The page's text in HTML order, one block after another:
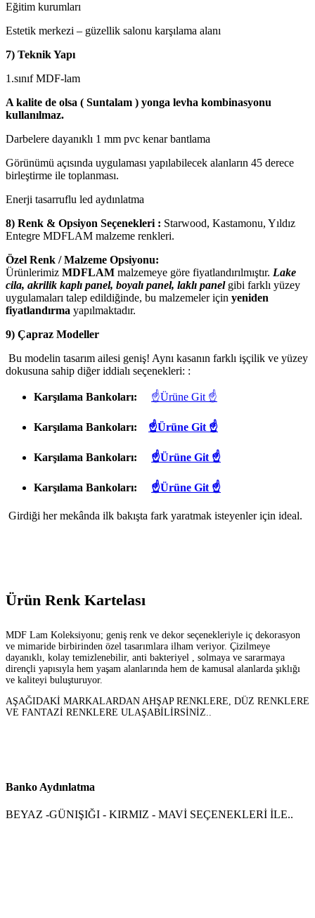
Eğitim kurumları
Estetik merkezi – güzellik salonu karşılama alanı
7) Teknik Yapı
1.sınıf MDF-lam
A kalite de olsa ( Suntalam ) yonga levha kombinasyonu
kullanılmaz.
Darbelere dayanıklı 1 mm pvc kenar bantlama
Görünümü açısında uygulaması yapılabilecek alanların 45 derece
birleştirme ile toplanması.
Enerji tasarruflu led aydınlatma
8) Renk & Opsiyon Seçenekleri : Starwood, Kastamonu, Yıldız
Entegre MDFLAM malzeme renkleri.
Özel Renk / Malzeme Opsiyonu:
Ürünlerimiz MDFLAM malzemeye göre fiyatlandırılmıştır. Lake
cila, akrilik kaplı panel, boyalı panel, laklı panel gibi farklı yüzey
uygulamaları talep edildiğinde, bu malzemeler için yeniden
fiyatlandırma yapılmaktadır.
9) Çapraz Modeller
Bu modelin tasarım ailesi geniş! Aynı kasanın farklı işçilik ve yüzey
dokusuna sahip diğer iddialı seçenekleri: :
Karşılama Bankoları: ☝Ürüne Git ☝
Karşılama Bankoları: ☝Ürüne Git ☝
Karşılama Bankoları: ☝Ürüne Git ☝
Karşılama Bankoları: ☝Ürüne Git ☝
Girdiği her mekânda ilk bakışta fark yaratmak isteyenler için ideal.
Ürün Renk Kartelası
MDF Lam Koleksiyonu; geniş renk ve dekor seçenekleriyle iç dekorasyon
ve mimaride birbirinden özel tasarımlara ilham veriyor. Çizilmeye
dayanıklı, kolay temizlenebilir, anti bakteriyel , solmaya ve sararmaya
dirençli yapısıyla hem yaşam alanlarında hem de kamusal alanlarda şıklığı
ve kaliteyi buluşturuyor.
AŞAĞIDAKİ MARKALARDAN AHŞAP RENKLERE, DÜZ RENKLERE
VE FANTAZİ RENKLERE ULAŞABİLİRSİNİZ..
Banko Aydınlatma
BEYAZ -GÜNIŞIĞI - KIRMIZ - MAVİ SEÇENEKLERİ İLE..